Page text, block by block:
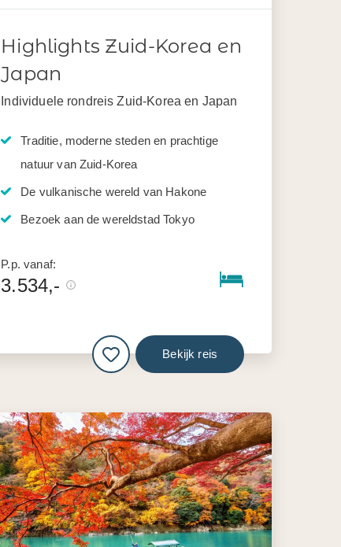
Highlights Zuid-Korea en
Japan
Individuele rondreis Zuid-Korea en Japan
Traditie, moderne steden en prachtige
natuur van Zuid-Korea
De vulkanische wereld van Hakone
Bezoek aan de wereldstad Tokyo
P.p. vanaf:
3.534,-
Bekijk reis